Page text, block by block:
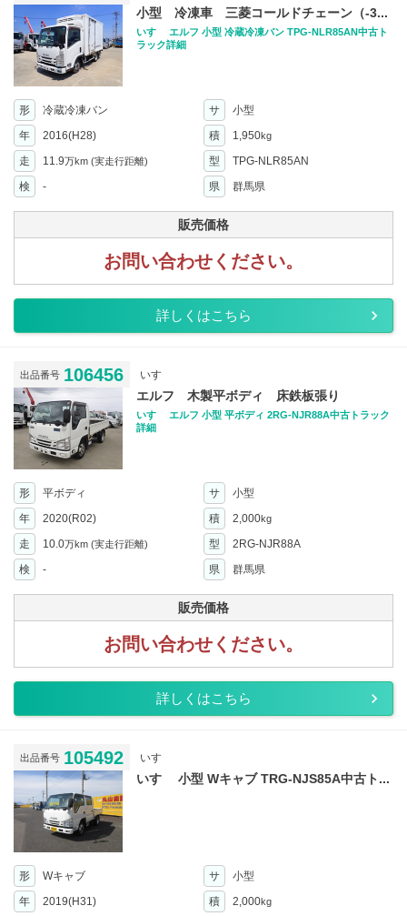
小型 冷凍車 三菱コールドチェーン（-3...
いすゞ エルフ 小型 冷蔵冷凍バン TPG-NLR85AN中古ト
ラック詳細
形 冷蔵冷凍バン サ
小型
年
2016(H28) 積 1,950kg
走 11.9万km (実走行距離) 型
TPG-NLR85AN
検
- 県 群馬県
販売価格
お問い合わせください。
詳しくはこちら
出品番号 106456 いすゞ
エルフ 木製平ボディ 床鉄板張り
いすゞ エルフ 小型 平ボディ 2RG-NJR88A中古トラック
詳細
形 平ボディ サ
小型
年
2020(R02) 積 2,000kg
走 10.0万km (実走行距離) 型
2RG-NJR88A
検
- 県 群馬県
販売価格
お問い合わせください。
詳しくはこちら
出品番号 105492 いすゞ
いすゞ 小型 Wキャブ TRG-NJS85A中古ト...
形 Wキャブ サ
小型
年
2019(H31) 積 2,000kg